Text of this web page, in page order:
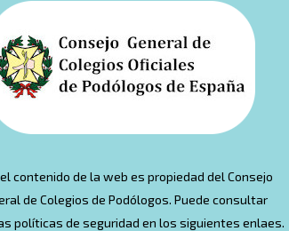
contenido de la web es propiedad del Consejo
de Colegios de Podólogos. Puede consultar
políticas de seguridad en los siguientes enlaes.